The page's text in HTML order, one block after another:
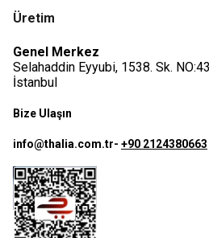
Üretim
Genel Merkez
Selahaddin Eyyubi, 1538. Sk.
İstanbul
Bize Ulaşın
info@thalia.com.tr- +90 2124380663